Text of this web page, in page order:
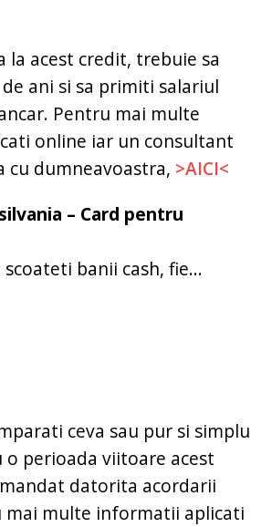
la acest credit, trebuie sa
ani si sa primiti salariul
Pentru mai multe
online iar un consultant
cu dumneavoastra, >AICI<
– Card pentru
banii cash, fie...
ceva sau pur si simplu
perioada viitoare acest
datorita acordarii
mai multe informatii aplicati